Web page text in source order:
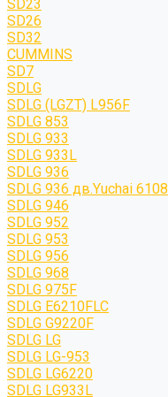
SD23
SD26
SD32
CUMMINS
SD7
SDLG
SDLG (LGZT) L956F
SDLG 853
SDLG 933
SDLG 933L
SDLG 936
SDLG 936 дв.Yuchai 6108
SDLG 946
SDLG 952
SDLG 953
SDLG 956
SDLG 968
SDLG 975F
SDLG E6210FLC
SDLG G9220F
SDLG LG
SDLG LG-953
SDLG LG6220
SDLG LG933L